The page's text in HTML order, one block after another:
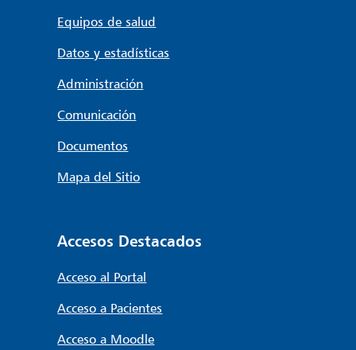
Equipos de salud
Datos y estadísticas
Administración
Comunicación
Documentos
Mapa del Sitio
Accesos Destacados
Acceso al Portal
Acceso a Pacientes
Acceso a Moodle